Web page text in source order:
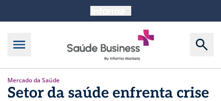
Mercado da Saúde
Setor da saúde enfrenta crise